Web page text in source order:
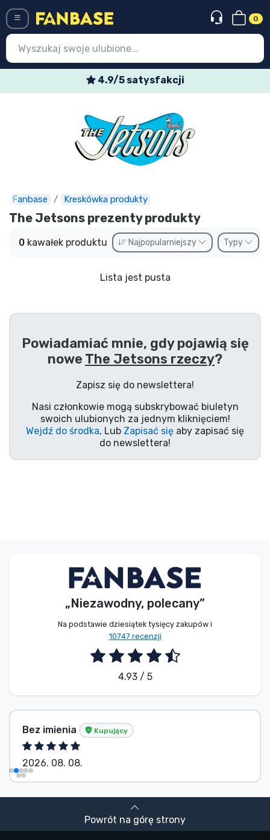
0
4.9/5 satysfakcji
Fanbase Kreskówka produkty
The Jetsons prezenty produkty
0 kawałek produktu Najpopularniejszy Typy
Lista jest pusta
Powiadamiać mnie, gdy pojawią się
nowe The Jetsons rzeczy?
Zapisz się do newslettera!
Nasi członkowie mogą subskrybować biuletyn
swoich ulubionych za jednym kliknięciem!
Wejdź do środka, Lub Zapisać się aby zapisać się
do newslettera!
„Niezawodny, polecany”
Na podstawie dziesiątek tysięcy zakupów i
10747 recenzji
4.93 / 5
Bez imienia Kupujący
2026. 08. 08.
Powrót na górę strony
Najnowsze rzeczy
Doręczenie ekspresowe
Przedsprzedaż
Outlet produkty
Wysyłka i płatność
Rzeczy seryjne
Rzeczy filmowe
Wspaniałe rzeczy
Rzeczy z anime
Rzeczy dla graczy